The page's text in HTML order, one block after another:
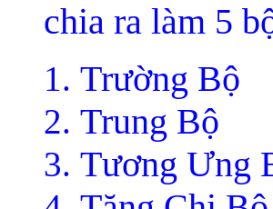
chia ra làm 5
Trường Bộ
Trung Bộ
Tương Ưng